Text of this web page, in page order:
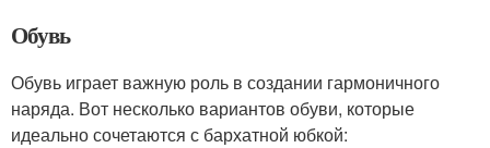
Обувь
Обувь играет важную роль в создании гармоничного
наряда. Вот несколько вариантов обуви, которые
идеально сочетаются с бархатной юбкой: